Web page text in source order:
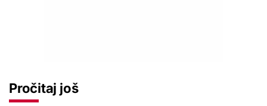
Pročitaj još